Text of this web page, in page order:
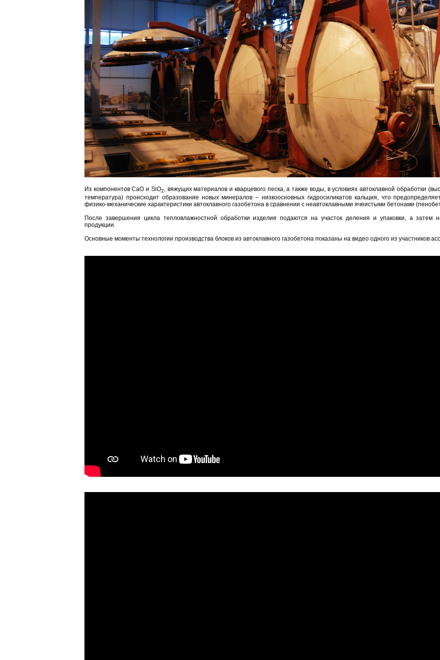
Из компонентов CaO и SiO2, вяжущих материалов и кварцевого песка, а также воды, в условиях автоклавной обработки
температура) происходит образование новых минералов – низкоосновных гидросиликатов кальция, что
физико-механические характеристики автоклавного газобетона в сравнении с неавтоклавными ячеистыми бетонами
После завершения цикла тепловлажностной обработки изделия подаются на участок деления и упаковки, а затем
продукции.
Основные моменты технологии производства блоков из автоклавного газобетона показаны на видео одного из участников